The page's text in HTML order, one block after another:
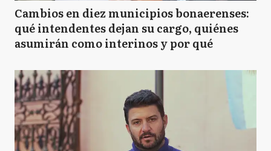
Cambios en diez municipios bonaerenses:
qué intendentes dejan su cargo, quiénes
asumirán como interinos y por qué